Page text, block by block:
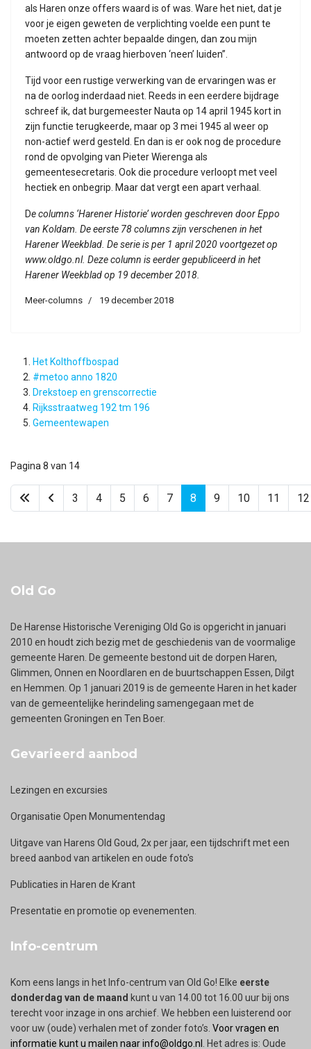
als Haren onze offers waard is of was. Ware het niet, dat je
voor je eigen geweten de verplichting voelde een punt te
moeten zetten achter bepaalde dingen, dan zou mijn
antwoord op de vraag hierboven ‘neen’ luiden”.
Tijd voor een rustige verwerking van de ervaringen was er
na de oorlog inderdaad niet. Reeds in een eerdere bijdrage
schreef ik, dat burgemeester Nauta op 14 april 1945 kort in
zijn functie terugkeerde, maar op 3 mei 1945 al weer op
non-actief werd gesteld. En dan is er ook nog de procedure
rond de opvolging van Pieter Wierenga als
gemeentesecretaris. Ook die procedure verloopt met veel
hectiek en onbegrip. Maar dat vergt een apart verhaal.
De columns ‘Harener Historie’ worden geschreven door Eppo
van Koldam. De eerste 78 columns zijn verschenen in het
Harener Weekblad. De serie is per 1 april 2020 voortgezet op
www.oldgo.nl. Deze column is eerder gepubliceerd in het
Harener Weekblad op 19 december 2018.
Meer-columns 19 december 2018
Het Kolthoffbospad
#metoo anno 1820
Drekstoep en grenscorrectie
Rijksstraatweg 192 tm 196
Gemeentewapen
Pagina 8 van 14
3 4 5 6 7 8 9 10 11 12
Old Go
De Harense Historische Vereniging Old Go is opgericht in januari
2010 en houdt zich bezig met de geschiedenis van de voormalige
gemeente Haren. De gemeente bestond uit de dorpen Haren,
Glimmen, Onnen en Noordlaren en de buurtschappen Essen, Dilgt
en Hemmen. Op 1 januari 2019 is de gemeente Haren in het kader
van de gemeentelijke herindeling samengegaan met de
gemeenten Groningen en Ten Boer.
Gevarieerd aanbod
Lezingen en excursies
Organisatie Open Monumentendag
Uitgave van Harens Old Goud, 2x per jaar, een tijdschrift met een
breed aanbod van artikelen en oude foto's
Publicaties in Haren de Krant
Presentatie en promotie op evenementen.
Info-centrum
Kom eens langs in het Info-centrum van Old Go! Elke eerste
donderdag van de maand kunt u van 14.00 tot 16.00 uur bij ons
terecht voor inzage in ons archief. We hebben een luisterend oor
voor uw (oude) verhalen met of zonder foto’s. Voor vragen en
informatie kunt u mailen naar info@oldgo.nl . Het adres is: Oude